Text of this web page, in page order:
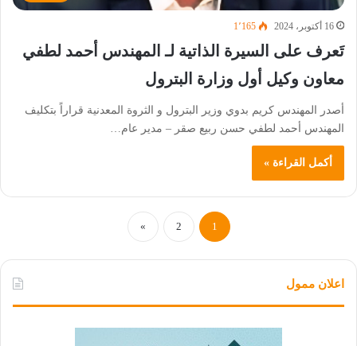
16 أكتوبر، 2024 1٬165
تَعرف على السيرة الذاتية لـ المهندس أحمد لطفي
معاون وكيل أول وزارة البترول
أصدر المهندس كريم بدوي وزير البترول و الثروة المعدنية قراراً بتكليف
المهندس أحمد لطفي حسن ربيع صقر – مدير عام…
أكمل القراءة »
1
2
»
اعلان ممول